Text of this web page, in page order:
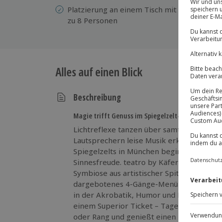
Platzierung an einem Tisch mit bis
zu 8 Personen
Alles auf einen Blick
Beschreibung
Magie trifft Genuss im Spiegelzelt-Zauber
Lichtreflexe tanzen über samtige
Lautsprechern leise Musik erklingt –
Spiegelzelts in München beginnt ein
Sinnesfreude. teatro by Käfer
Symbiose aus artistischer Spitzenklasse
dargebotenes 4-Gänge-Menü
in der Akrobatik, Humor und Emotionen
einem Superior Ticket – Tageskategorie
oder Rang und genießt einen